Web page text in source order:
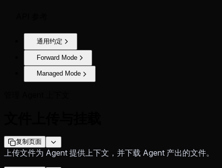
通用约定
Forward Mode
Managed Mode
复制页面
上传文件为 Agent 提供上下文，并下载 Agent 产出的文件。